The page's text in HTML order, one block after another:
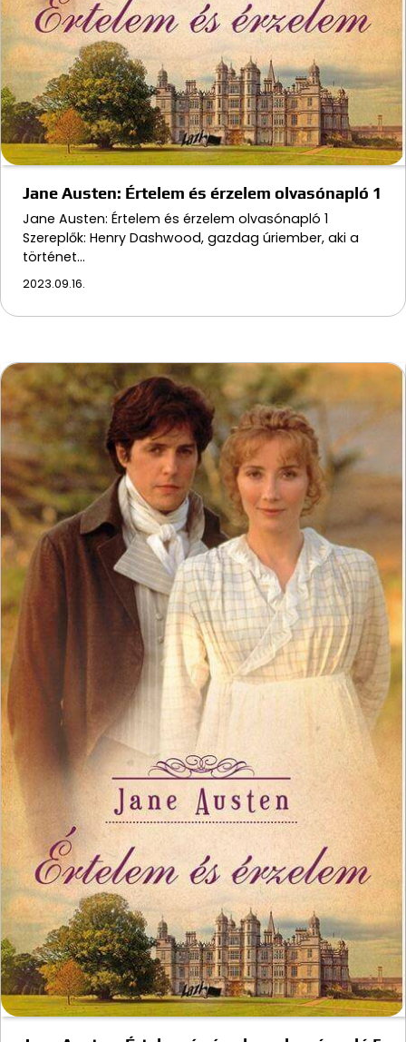
Jane Austen: Értelem és érzelem olvasónapló 1
Jane Austen: Értelem és érzelem olvasónapló 1
Szereplők: Henry Dashwood, gazdag úriember, aki a
történet…
2023.09.16.